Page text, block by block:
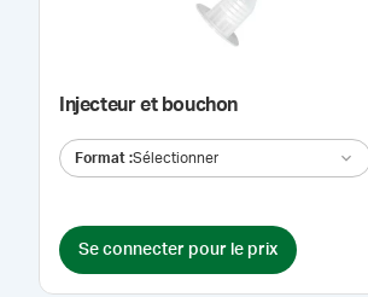
Injecteur et bouchon
Format :Sélectionner
Se connecter pour le prix